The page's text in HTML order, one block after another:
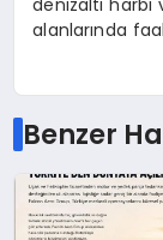
alanlarında
Benzer